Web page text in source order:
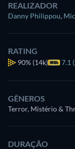
REALIZADOR
Danny Philippou,
RATING
90% (14k) 7.1
GÊNEROS
Terror, Mistério &
DURAÇÃO